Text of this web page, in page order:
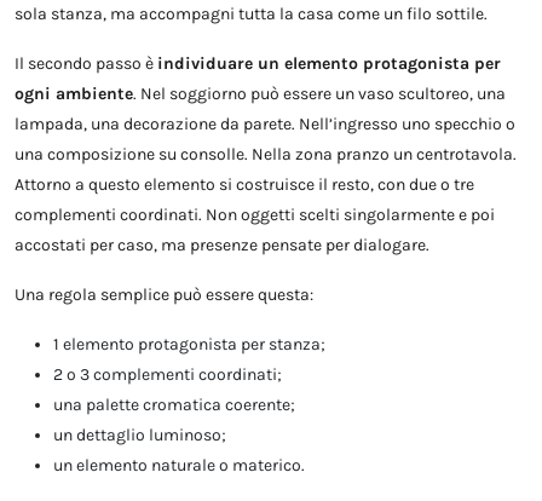
sola stanza, ma accompagni tutta la casa come un filo sottile.
Il secondo passo è individuare un elemento protagonista per
ogni ambiente. Nel soggiorno può essere un vaso scultoreo, una
lampada, una decorazione da parete. Nell’ingresso uno specchio o
una composizione su consolle. Nella zona pranzo un centrotavola.
Attorno a questo elemento si costruisce il resto, con due o tre
complementi coordinati. Non oggetti scelti singolarmente e poi
accostati per caso, ma presenze pensate per dialogare.
Una regola semplice può essere questa:
1 elemento protagonista per stanza;
2 o 3 complementi coordinati;
una palette cromatica coerente;
un dettaglio luminoso;
un elemento naturale o materico.